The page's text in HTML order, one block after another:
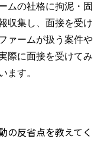
ムの社格に拘泥・固
収集し、面接を受け
ァームが扱う案件や
際に面接を受けてみ
ます。
の反省点を教えてく